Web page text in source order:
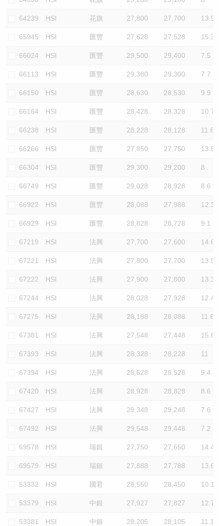
64239 HSI 花旗 27,800 27,700 13.9
65945 HSI 匯豐 27,628 27,528 15.3
66024 HSI 匯豐 29,500 29,400 7.5
66113 HSI 匯豐 29,380 29,300 7.7
66150 HSI 匯豐 28,630 28,530 9.9
66164 HSI 匯豐 28,428 28,328 10.7
66238 HSI 匯豐 28,228 28,128 11.6
66266 HSI 匯豐 27,850 27,750 13.8
66304 HSI 匯豐 29,300 29,200 8
66749 HSI 匯豐 29,028 28,928 8.6
66922 HSI 匯豐 28,088 27,988 12.3
66929 HSI 匯豐 28,828 28,728 9.1
67219 HSI 法興 27,700 27,600 14.6
67221 HSI 法興 27,800 27,700 13.9
67222 HSI 法興 27,900 27,800 13.3
67244 HSI 法興 28,028 27,928 12.4
67275 HSI 法興 28,188 28,088 11.6
67381 HSI 法興 27,548 27,448 15.8
67393 HSI 法興 28,328 28,228 11
67394 HSI 法興 28,628 28,528 9.4
67420 HSI 法興 28,928 28,828 8.6
67427 HSI 法興 29,348 29,248 7.6
67492 HSI 法興 29,548 29,448 7.2
69578 HSI 瑞銀 27,750 27,650 14.4
69579 HSI 瑞銀 27,888 27,788 13.6
53332 HSI 國君 28,550 28,450 10.1
53379 HSI 中銀 27,927 27,827 12.7
53381 HSI 中銀 28,205 28,105 11.1